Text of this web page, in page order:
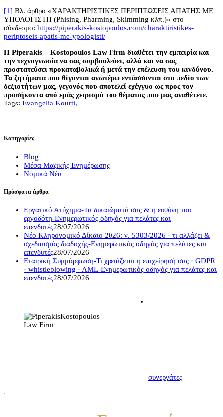
[1] Βλ. άρθρο «ΧΑΡΑΚΤΗΡΙΣΤΙΚΕΣ ΠΕΡΙΠΤΩΣΕΙΣ ΑΠΑΤΗΣ ΜΕ
ΥΠΟΛΟΓΙΣΤΗ (Phising, Pharming, Skimming κλπ.)» στο
σύνδεσμο: https://piperakis-kostopoulos.com/charaktiristikes-
periptoseis-apatis-me-ypologisti/
Η Piperakis – Kostopoulos Law Firm διαθέτει την εμπειρία και
την τεχνογνωσία να σας συμβουλεύει, αλλά και να σας
προστατεύσει προκαταβολικά ή μετά την επέλευση του κινδύνου.
Τα ζητήματα που θίγονται ανωτέρω εντάσσονται στο πεδίο των
δεξιοτήτων μας, γεγονός που αποτελεί εχέγγυο ως προς τον
προσήκοντα από εμάς χειρισμό του θέματος που μας αναθέτετε.
Tags: Evangelia Kourti,
Κατηγορίες
Blog
Μέσα Μαζικής Ενημέρωσης
Νομικά Νέα
Πρόσφατα άρθρα
Εργατικό Ατύχημα-Τα δικαιώματά σας & η ευθύνη του
εργοδότη-Ενημερωτικός οδηγός για πελάτες και
επενδυτές28/07/2026
Νέο Κληρονομικό Δίκαιο 2026: ν. 5303/2026 · τι αλλάζει &
σχεδιασμός διαδοχής-Ενημερωτικός οδηγός για πελάτες και
επενδυτές28/07/2026
Εταιρική Συμμόρφωση-Τι χρειάζεται η επιχείρησή σας · GDPR
· whistleblowing · AML-Ενημερωτικός οδηγός για πελάτες και
επενδυτές28/07/2026
συνεργάτες